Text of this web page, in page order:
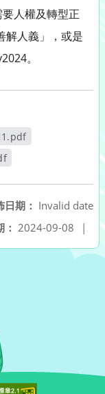
人權及轉型正
解人義」，或是
。
日期： Invalid date
2024-09-08 |